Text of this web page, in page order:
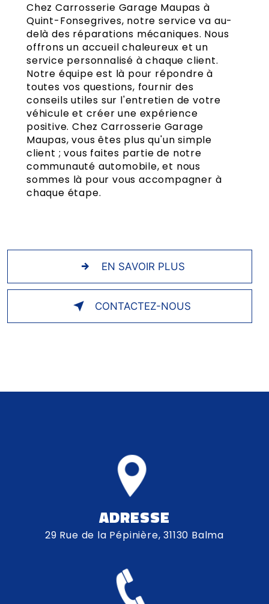
Chez Carrosserie Garage Maupas à
Quint-Fonsegrives, notre service va au-
delà des réparations mécaniques. Nous
offrons un accueil chaleureux et un
service personnalisé à chaque client.
Notre équipe est là pour répondre à
toutes vos questions, fournir des
conseils utiles sur l'entretien de votre
véhicule et créer une expérience
positive. Chez Carrosserie Garage
Maupas, vous êtes plus qu'un simple
client ; vous faites partie de notre
communauté automobile, et nous
sommes là pour vous accompagner à
chaque étape.
EN SAVOIR PLUS
CONTACTEZ-NOUS
ADRESSE
29 Rue de la Pépinière, 31130 Balma